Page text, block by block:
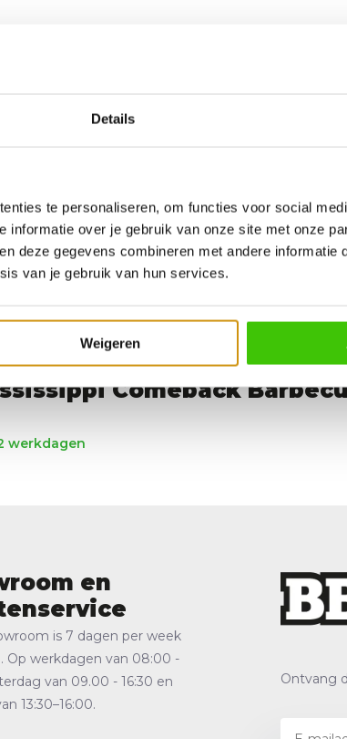
Details
te personaliseren, om functies voor social
informatie over je gebruik van onze site met onze
deze gegevens combineren met andere informatie
van je gebruik van hun services.
Weigeren
Comeback
werkdagen
en
is 7 dagen per week
Op werkdagen van 08:00 -
van 09.00 - 16:30 en
13:30–16:00.
Ontvang